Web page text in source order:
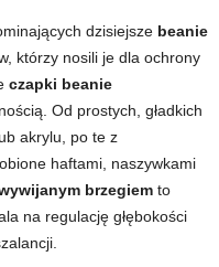
dzisiejsze beanie
którzy nosili je dla ochrony
czapki beanie
Od prostych, gładkich
akrylu, po te z
haftami, naszywkami
brzegiem to
na regulację głębokości